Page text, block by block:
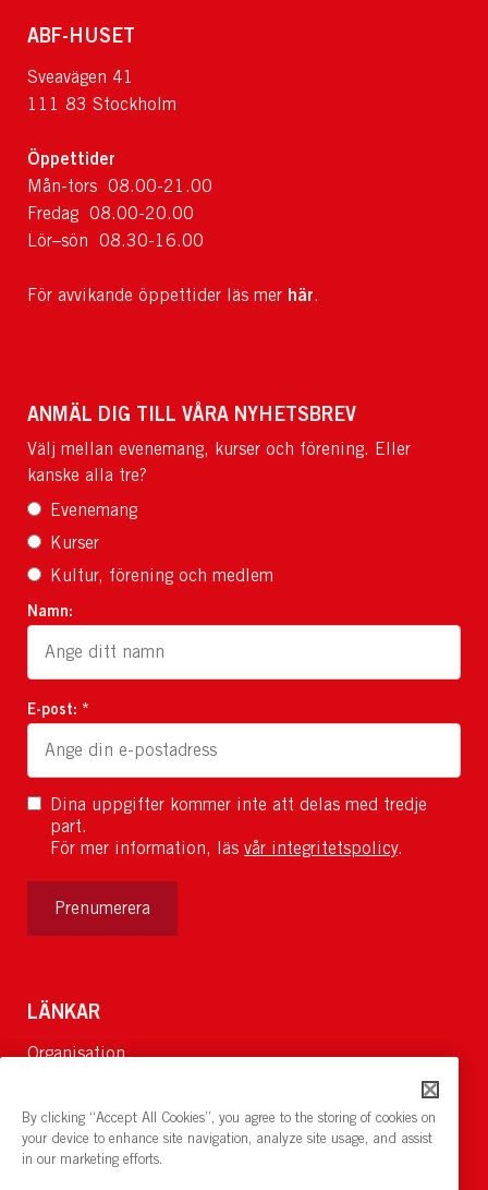
ABF-HUSET
Sveavägen 41
111 83 Stockholm
Öppettider
Mån-tors 08.00-21.00
Fredag 08.00-20.00
Lör–sön 08.30-16.00
För avvikande öppettider läs mer här.
ANMÄL DIG TILL VÅRA NYHETSBREV
Välj mellan evenemang, kurser och förening. Eller
kanske alla tre?
Evenemang
Kurser
Kultur, förening och medlem
Namn:
E-post: *
Dina uppgifter kommer inte att delas med tredje
part.
För mer information, läs vår integritetspolicy.
Prenumerera
LÄNKAR
Organisation
Lediga jobb
Nyheter och pressrum
By clicking “Accept All Cookies”, you agree to the storing of cookies on
your device to enhance site navigation, analyze site usage, and assist
in our marketing efforts.